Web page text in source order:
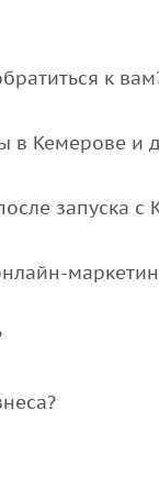
к
в Кемерове и
запуска с